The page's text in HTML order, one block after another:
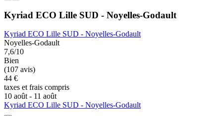
Kyriad ECO Lille SUD - Noyelles-Godault
Kyriad ECO Lille SUD - Noyelles-Godault
Noyelles-Godault
7,6/10
Bien
(107 avis)
44 €
taxes et frais compris
10 août - 11 août
Kyriad ECO Lille SUD - Noyelles-Godault